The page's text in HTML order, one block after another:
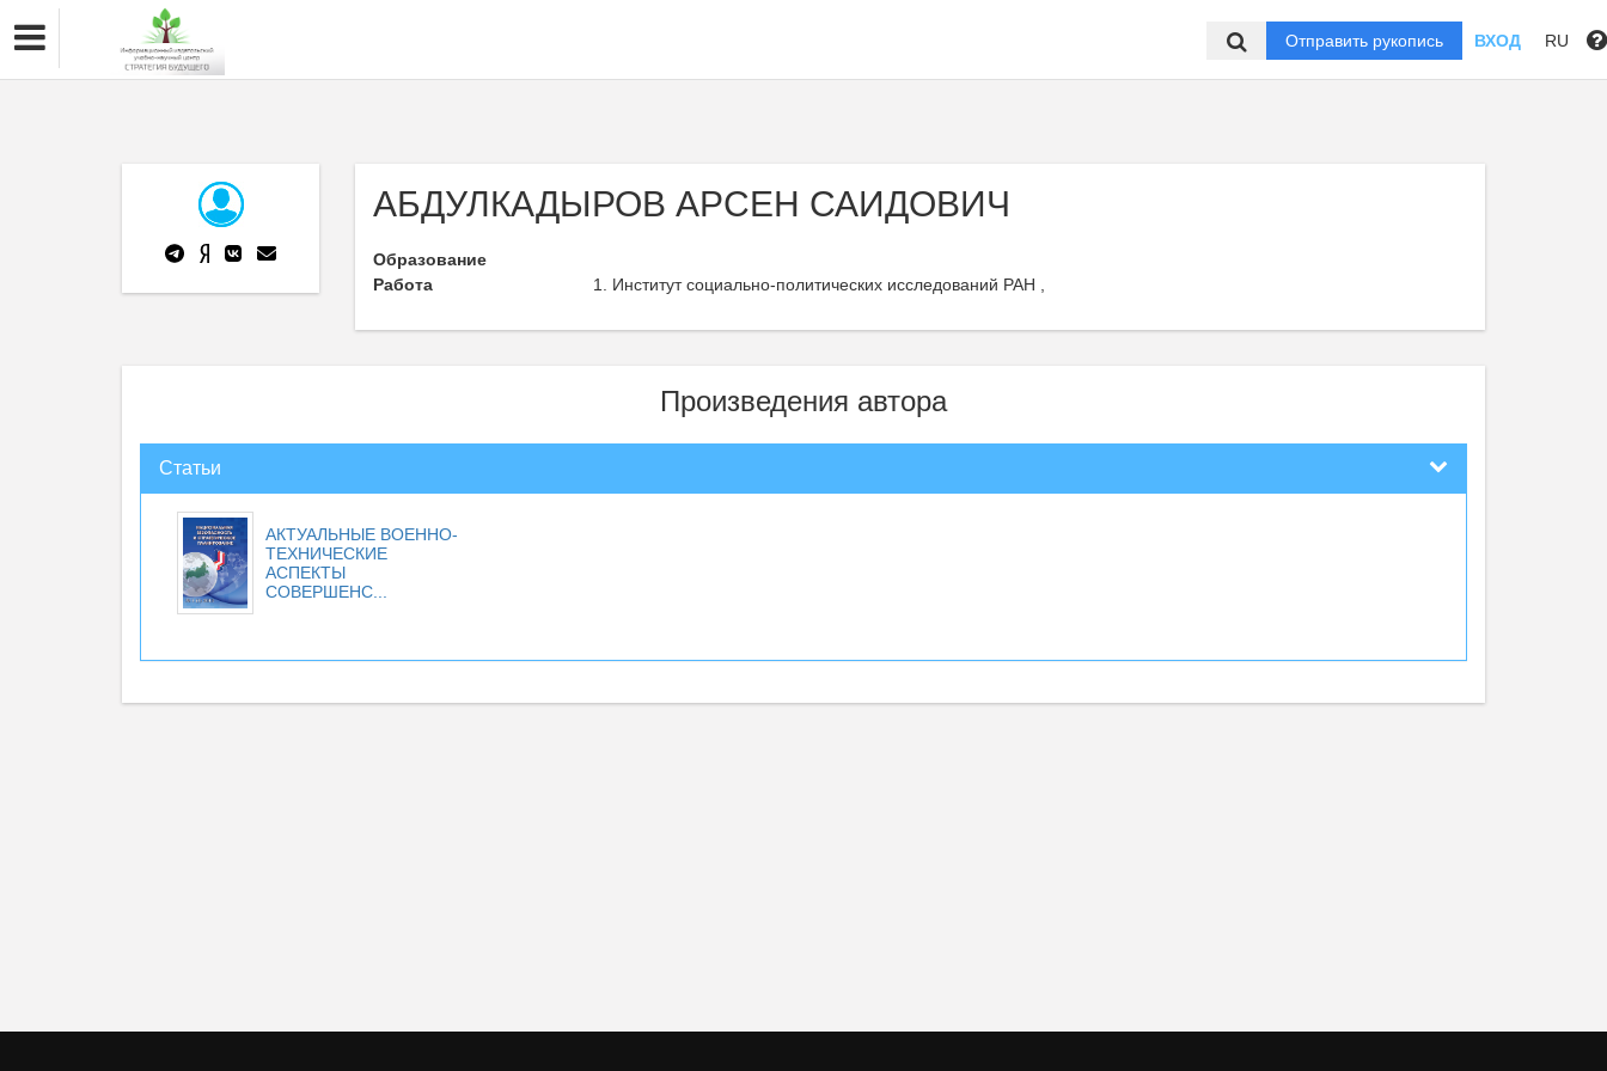
Отправить рукопись ВХОД RU
АБДУЛКАДЫРОВ АРСЕН САИДОВИЧ
Образование
Работа
Институт социально-политических исследований РАН ,
Произведения автора
Статьи
АКТУАЛЬНЫЕ ВОЕННО-
ТЕХНИЧЕСКИЕ
АСПЕКТЫ
СОВЕРШЕНС...